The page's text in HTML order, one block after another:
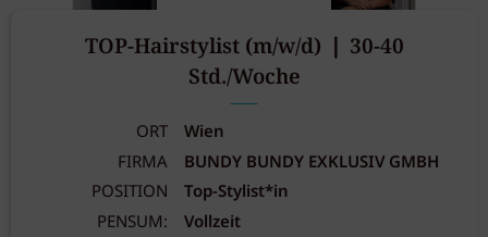
TOP-Hairstylist (m/w/d) ❘ 30-40
Std./Woche
ORT
Wien
FIRMA
BUNDY BUNDY EXKLUSIV GMBH
POSITION
Top-Stylist*in
PENSUM:
Vollzeit